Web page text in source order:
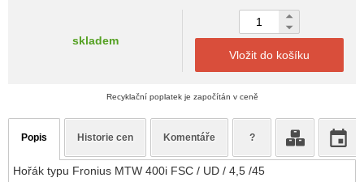
skladem
Vložit do košíku
Recyklační poplatek je započítán v ceně
Popis Historie cen Komentáře ?
Hořák typu Fronius MTW 400i FSC / UD / 4,5 /45